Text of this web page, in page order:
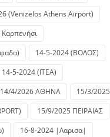
(Venizelos Athens Airport)
14-5-2024 (ΒΟΛΟΣ)
14-5-2024 (ΙΤΕΑ)
14/4/2026 ΑΘΗΝΑ
15/3/2025
15/9/2025 ΠΕΙΡΑΙΑΣ
16-8-2024 |Λαρισα|